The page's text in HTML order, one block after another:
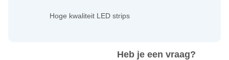
Heb je een vraag?
Hoge kwaliteit LED strips